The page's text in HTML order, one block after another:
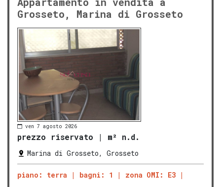
Grosseto, Marina di Grosseto
ven 7 agosto 2026
prezzo riservato | m² n.d.
Marina di Grosseto, Grosseto
piano: terra bagni: 1 zona OMI: E3